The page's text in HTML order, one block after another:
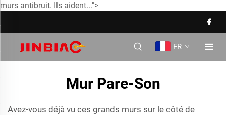
murs antibruit. Ils aident...">
FR
Mur Pare-Son
Avez-vous déjà vu ces grands murs sur le côté de